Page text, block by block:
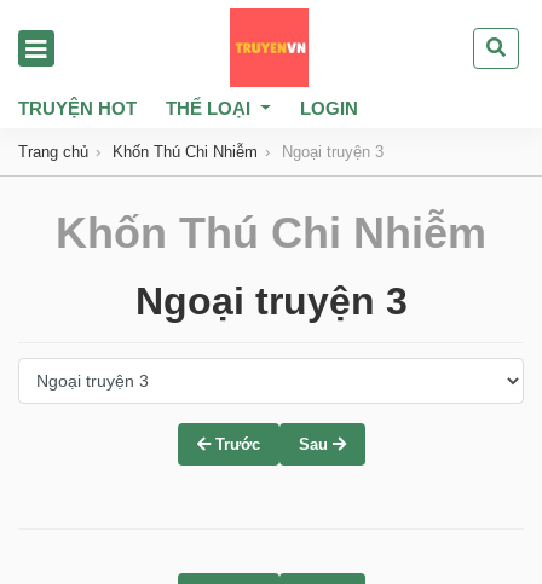
TRUYỆN HOT THỂ LOẠI LOGIN
Trang chủ Khốn Thú Chi Nhiễm Ngoại truyện 3
Khốn Thú Chi Nhiễm
Ngoại truyện 3
Trước Sau